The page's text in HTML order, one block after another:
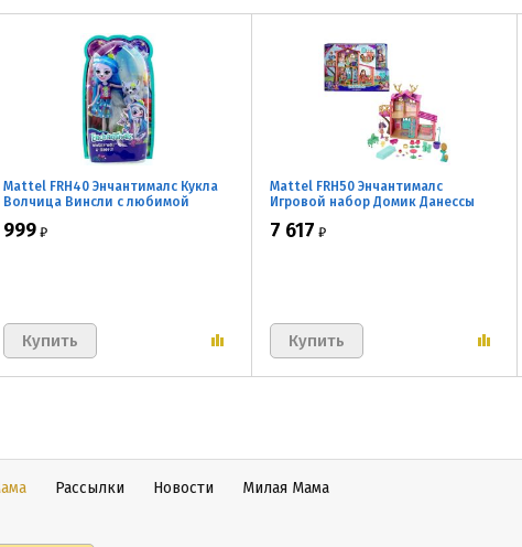
Mattel FRH40 Энчантималс Кукла
Волчица Винсли с любимой
999 ₽
Mattel FRH50 Энчантималс
Игровой набор Домик Данессы
7 617 ₽
Рассылки Новости Милая Мама